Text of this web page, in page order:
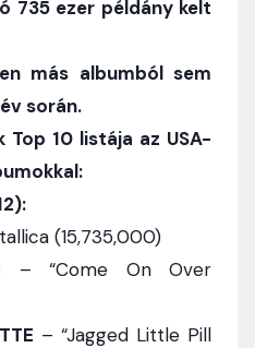
735 ezer példány kelt
más albumból sem
során.
Top 10 listája az USA-
(15,735,000)
– “Come On Over
– “Jagged Little Pill